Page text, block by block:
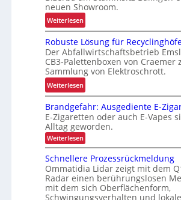
r
L
o
g
i
s
t
i
k
k
a
p
a
z
i
t
ä
m
a
i
s
i
e
r
u
n
g
d
e
r
I
n
t
neuen Showroom.
Weiterlesen:
V
o
n
d
e
r
L
a
d
e
n
w
a
a
g
Robuste Lösung für
Der Abfallwirtschaftsbetrieb
CB3-Palettenboxen von Craemer
Sammlung von Elektroschrott.
Weiterlesen:
R
o
b
u
s
e
L
ö
Brandgefahr: Ausgediente E-
E-Zigaretten oder auch E-Vapes
Alltag geworden.
Weiterlesen:
B
a
n
d
g
e
Schnellere Prozessrückmeldung
Ommatidia Lidar zeigt mit dem
Radar einen berührungslosen
mit dem sich Oberflächenform,
Schwingungsverhalten und lokale